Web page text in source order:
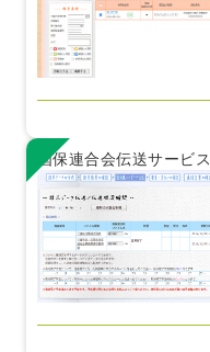
国保連合会伝送サービス